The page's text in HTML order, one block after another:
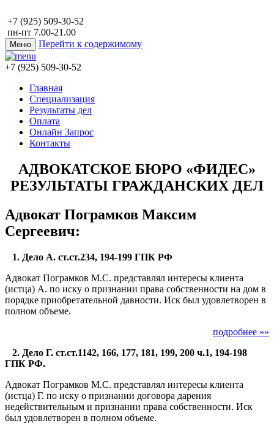
+7 (925) 509-30-52
пн-пт 7.00-21.00
Меню Перейти к содержимому
+7 (925) 509-30-52
Главная
Специализация
Результаты дел
Оплата
Онлайн Запрос
Контакты
АДВОКАТСКОЕ БЮРО «ФИДЕС»
РЕЗУЛЬТАТЫ ГРАЖДАНСКИХ ДЕЛ
Адвокат Пограмков Максим
Сергеевич:
1. Дело А. ст.ст.234, 194-199 ГПК РФ
Адвокат Пограмков М.С. представлял интересы клиента
(истца) А. по иску о признании права собственности на дом в
порядке приобретательной давности. Иск был удовлетворен в
полном объеме.
подробнее »»
2. Дело Г. ст.ст.1142, 166, 177, 181, 199, 200 ч.1, 194-198
ГПК РФ.
Адвокат Пограмков М.С. представлял интересы клиента
(истца) Г. по иску о признании договора дарения
недействительным и признании права собственности. Иск
был удовлетворен в полном объеме.